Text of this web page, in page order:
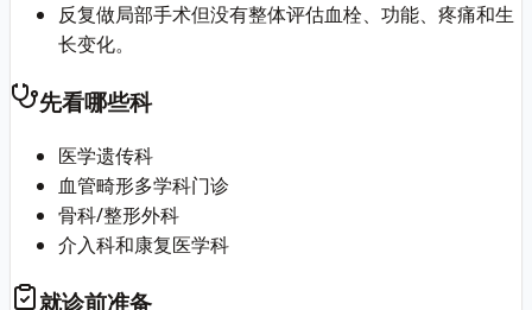
反复做局部手术但没有整体评估血栓、功能、疼痛和生
长变化。
先看哪些科
医学遗传科
血管畸形多学科门诊
骨科/整形外科
介入科和康复医学科
就诊前准备